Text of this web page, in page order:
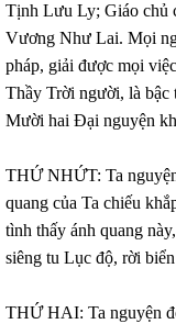
Tịnh Lưu Ly; Giáo chủ
Vương Như Lai. Mọi
pháp, giải được mọi
Thầy Trời người, là bậc
Mười hai Đại nguyện
THỨ NHỨT: Ta
quang của Ta chiếu
tình thấy ánh quang
siêng tu Lục độ, rời
THỨ HAI: Ta nguyện